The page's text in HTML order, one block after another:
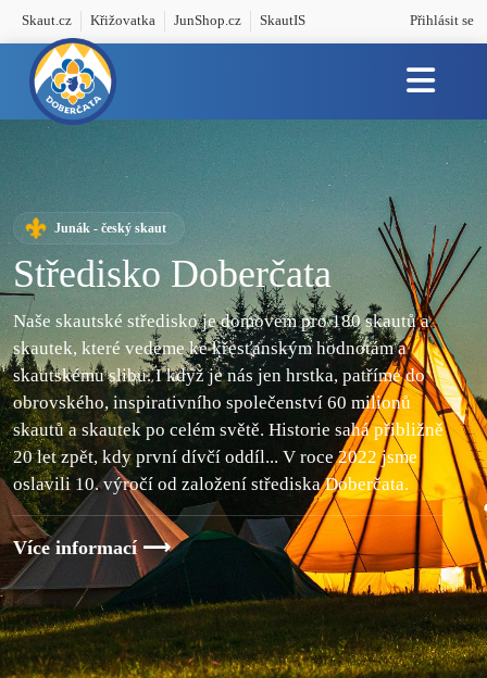
Skaut.cz Křižovatka JunShop.cz SkautIS Přihlásit se
Junák - český skaut
Středisko Doberčata
Naše skautské středisko je domovem pro 180 skautů a
skautek, které vedeme ke křesťanským hodnotáma
skautskému slibu. I když je nás jen hrstka, patříme do
obrovského, inspirativního společenství 60 milionů
skautů a skautek po celém světě. Historie sahá přibližně
20 let zpět, kdy první dívčí oddíl... V roce 2022 jsme
oslavili 10. výročí od založení střediska Doberčata.
Více informací